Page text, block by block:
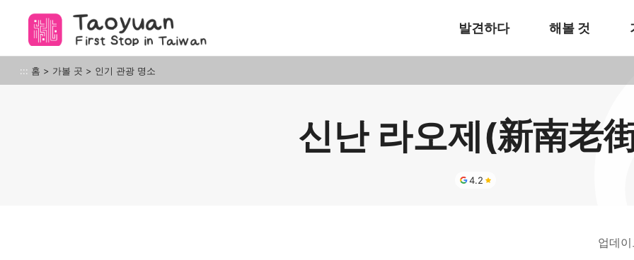
이
타오위안의 아름다움
발견하다 해볼 것
::: 홈 > 가볼 곳 > 인기 관광 명소
신난 라오제(新南老
4.2
업데